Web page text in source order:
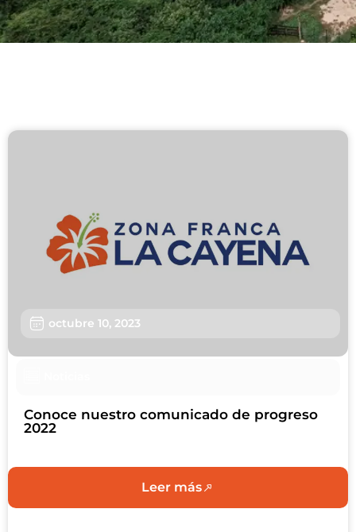
Usuarios
Sostenibilidad
Trabaja con nosotros
octubre 10, 2023
Conoce nuestro comunicado de progreso
2022
Leer más